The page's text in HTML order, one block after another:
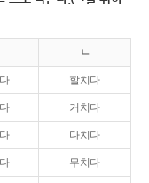
ㄴ
할치다
거치다
다치다
무치다